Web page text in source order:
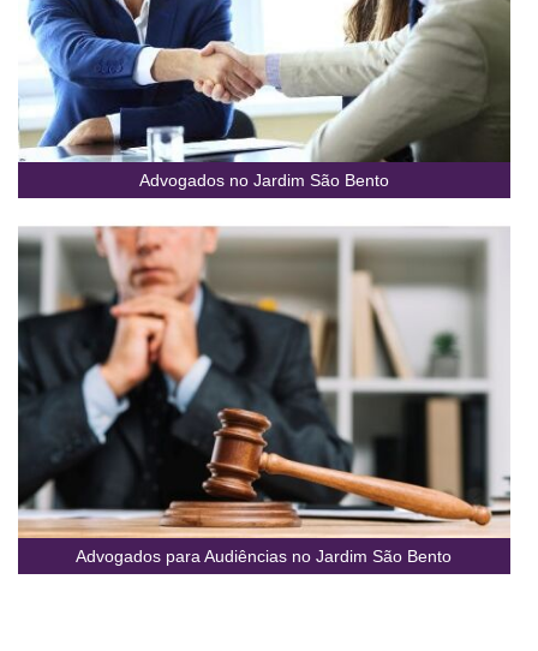
Advogados no Jardim São Bento
Advogados para Audiências no Jardim São Bento